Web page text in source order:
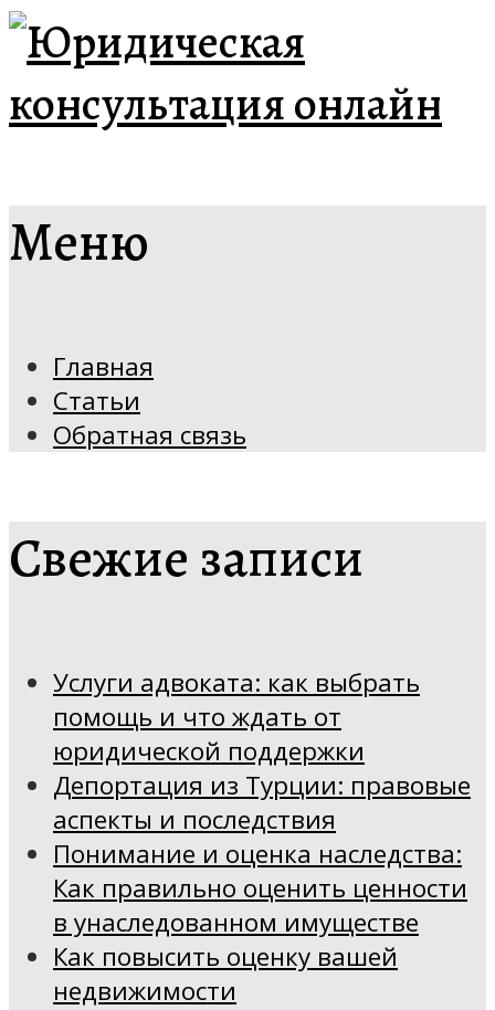
Меню
Главная
Статьи
Обратная связь
Свежие записи
Услуги адвоката: как выбрать
помощь и что ждать от
юридической поддержки
Депортация из Турции: правовые
аспекты и последствия
Понимание и оценка наследства:
Как правильно оценить ценности
в унаследованном имуществе
Как повысить оценку вашей
недвижимости